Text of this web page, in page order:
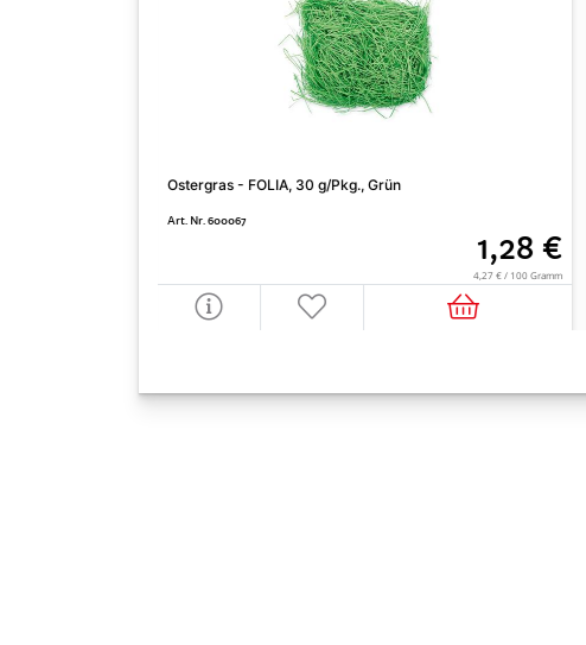
Ostergras - FOLIA, 30 g/Pkg., Grün
Art. Nr. 600067
1,28 €
4,27 € / 100 Gramm